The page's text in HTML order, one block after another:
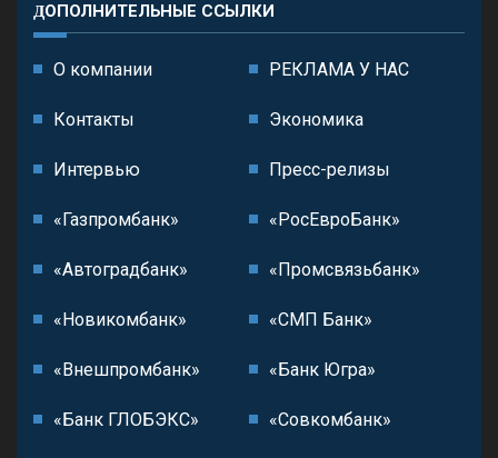
ДОПОЛНИТЕЛЬНЫЕ ССЫЛКИ
О компании РЕКЛАМА У НАС
Контакты Экономика
Интервью Пресс-релизы
«Газпромбанк» «РосЕвроБанк»
«Автоградбанк» «Промсвязьбанк»
«Новикомбанк» «СМП Банк»
«Внешпромбанк» «Банк Югра»
«Банк ГЛОБЭКС» «Совкомбанк»